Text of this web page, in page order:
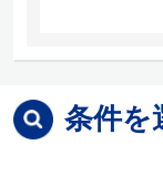
条件を